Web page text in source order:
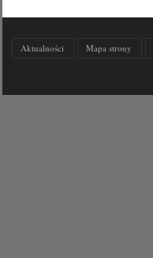
Aktualności Mapa strony